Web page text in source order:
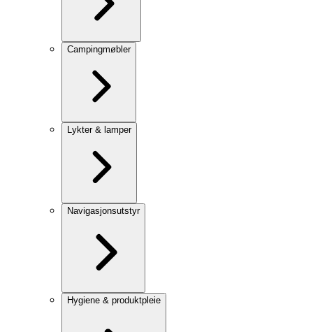
Campingmøbler
Lykter & lamper
Navigasjonsutstyr
Hygiene & produktpleie